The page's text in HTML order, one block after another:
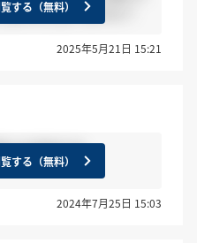
われた方いますか？
する（無料）
2025年5月21日 15:21
ける予定です。
する（無料）
2024年7月25日 15:03